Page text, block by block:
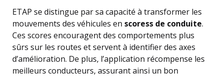
ETAP se distingue par sa capacité à transformer les
mouvements des véhicules en scoress de conduite.
Ces scores encouragent des comportements plus
sûrs sur les routes et servent à identifier des axes
d’amélioration. De plus, l’application récompense les
meilleurs conducteurs, assurant ainsi un bon